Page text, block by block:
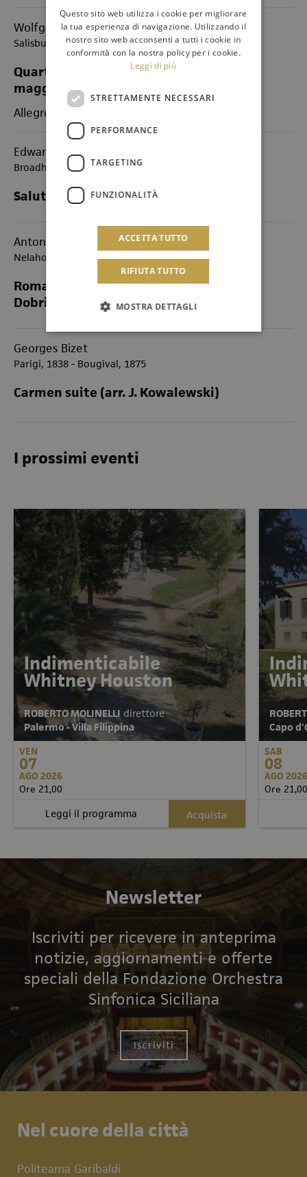
Wolfgang Amadeus Mozart
Salisburgo 1756 – Vienna 1791
Quartetto per flauto e archi n. 1 in re
maggiore KV 285
Allegro - Adagio - Rondeau
Edward William Elgar
Broadheath 1857 - Worcester 1934
Salut d’amour (Arr. D. Fraser)
Antonín Dvořák
Nelahozeves 1841 - Praga 1904
Romantische stücke op. 75 n. 1 (arr. I.
Dobrinescu)
Georges Bizet
Parigi, 1838 - Bougival, 1875
Carmen suite (arr. J. Kowalewski)
I prossimi eventi
Indimenticabile
Whitney Houston
ROBERTO MOLINELLI direttore
Palermo - Villa Filippina
VEN
07
AGO 2026
Ore 21,00
Leggi il programma Acquista
Capo
SAB
08
AGO
Ore
Newsletter
Iscriviti per ricevere in anteprima
notizie, aggiornamenti e offerte
speciali della Fondazione Orchestra
Sinfonica Siciliana
Iscriviti
Nel cuore della città
Politeama Garibaldi
Questo sito web utilizza i cookie per migliorare
la tua esperienza di navigazione. Utilizzando il
nostro sito web acconsenti a tutti i cookie in
conformità con la nostra policy per i cookie.
Leggi di più
STRETTAMENTE NECESSARI
PERFORMANCE
TARGETING
FUNZIONALITÀ
ACCETTA TUTTO
RIFIUTA TUTTO
MOSTRA DETTAGLI